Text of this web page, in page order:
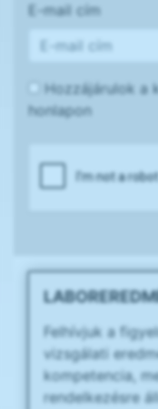
E-mail cím
Hozzájárulok a
honlapon
Felhívjuk a
vizsgálati
kompetencia,
rendelkezésre